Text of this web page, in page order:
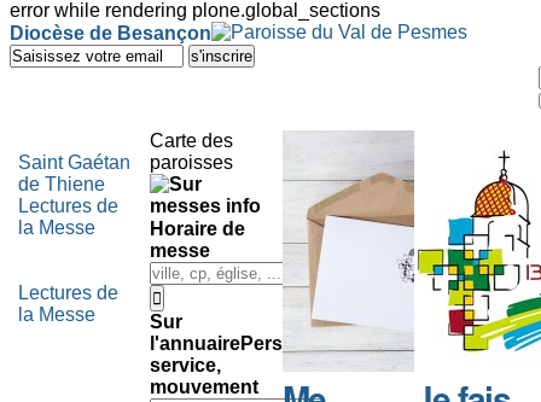
error while rendering plone.global_sections
Outils
personnels
Diocèse de Besançon
Aller
au
à
la
navigation
Saint Gaétan
de Thiene
Lectures de
la Messe
Lectures de
la Messe
Carte des
paroisses
Horaire de
messe
Sur
l'annuairePersonne,
service,
mouvement